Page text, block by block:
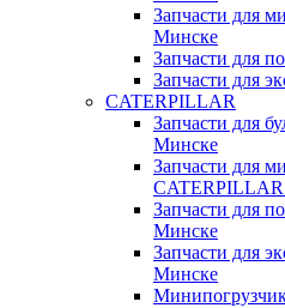
Запчасти для
Минске
Запчасти для
Запчасти для
CATERPILLAR
Запчасти для
Минске
Запчасти для
Запчасти для
Минске
Запчасти для
Минскe